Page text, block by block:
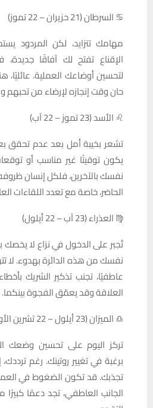
♋ السرطان (21 حزيران – 22 تموز)
مهامك تتزايد، لكن المردود
الإقناع تفتح لك آفاقًا
لتحسين أوضاعك العملية.
حان وقت إنجازه لإرضاء من تحبهم
♌ الأسد (23 تموز – 22 آب)
تشعر بخيبة أمل بعد عدم تحقق
يكون توقيتًا غير مناسب أو
نفسك بالآخرين، فلكل إنسان
الحاضر، خاصة مع تعدد اللقاءات
♍ العذراء (23 آب – 22 أيلول)
تُجبر على الدخول في نزاع لا يخصك
نفسك من هذه الدائرة بهدوء. لا
عاطفيًا، تجنب تذكير الشريك
العلاقة وقد يعمّق الفجوة بينكما.
♎ الميزان (23 أيلول – 22 تشرين الأول)
تركز اليوم على تحسين وضعك
برغبة في تغيير روتينك. رغم
تجذبك. قد تكون الضغوط في
الجانب العاطفي، تجد دعمًا